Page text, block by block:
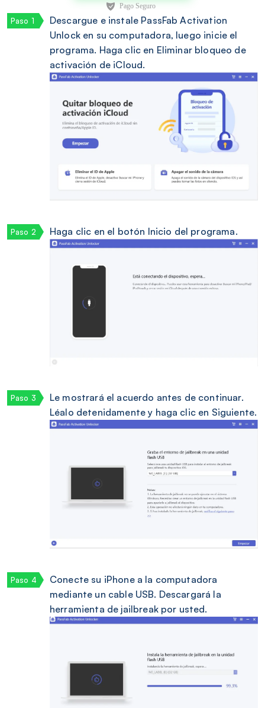
Descargue e instale PassFab Activation
Unlock en su computadora, luego inicie el
programa. Haga clic en Eliminar bloqueo de
activación de iCloud.
Haga clic en el botón Inicio del programa.
Le mostrará el acuerdo antes de continuar.
Léalo detenidamente y haga clic en Siguiente.
Conecte su iPhone a la computadora
mediante un cable USB. Descargará la
herramienta de jailbreak por usted.